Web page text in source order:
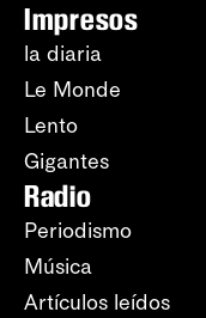
Impresos
la diaria
Le Monde
Lento
Gigantes
Radio
Periodismo
Música
Artículos leídos